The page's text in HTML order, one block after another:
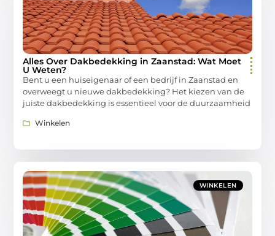
Alles Over Dakbedekking in Zaanstad: Wat Moet
U Weten?
Bent u een huiseigenaar of een bedrijf in Zaanstad en
overweegt u nieuwe dakbedekking? Het kiezen van de
juiste dakbedekking is essentieel voor de duurzaamheid
Winkelen
WINKELEN